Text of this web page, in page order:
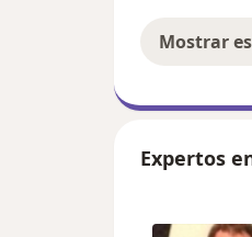
Mostrar
Expertos